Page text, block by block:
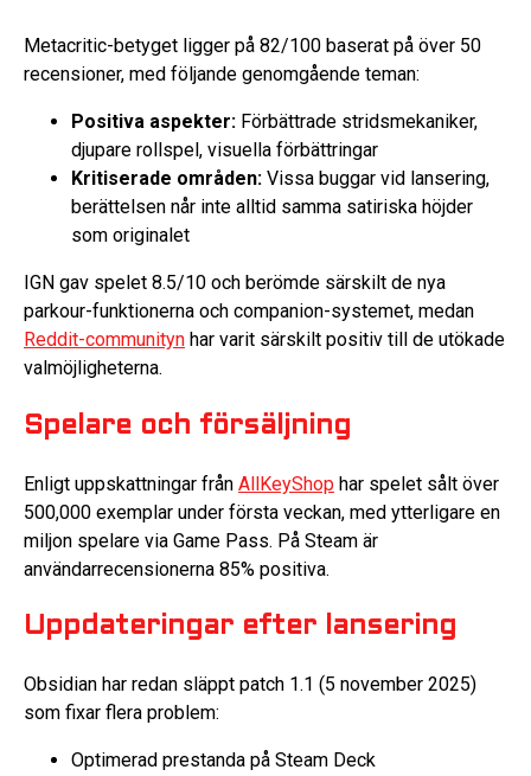
Metacritic-betyget ligger på 82/100 baserat på över 50
recensioner, med följande genomgående teman:
Positiva aspekter: Förbättrade stridsmekaniker,
djupare rollspel, visuella förbättringar
Kritiserade områden: Vissa buggar vid lansering,
berättelsen når inte alltid samma satiriska höjder
som originalet
IGN gav spelet 8.5/10 och berömde särskilt de nya
parkour-funktionerna och companion-systemet, medan
Reddit-communityn har varit särskilt positiv till de utökade
valmöjligheterna.
Spelare och försäljning
Enligt uppskattningar från AllKeyShop har spelet sålt över
500,000 exemplar under första veckan, med ytterligare en
miljon spelare via Game Pass. På Steam är
användarrecensionerna 85% positiva.
Uppdateringar efter lansering
Obsidian har redan släppt patch 1.1 (5 november 2025)
som fixar flera problem:
Optimerad prestanda på Steam Deck